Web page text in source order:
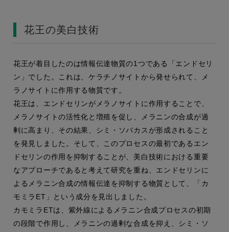
花王の美白技術
花王が着目したのは情報伝達物質の1つである「エンドセリ
ン」でした。これは、ケラチノサイトから発せられて、メ
ラノサイトに作用する物質です。
花王は、エンドセリンがメラノサイトに作用することで、
メラノサイトの活性化と増殖を促し、メラニンの合成が過
剰に高まり、その結果、シミ・ソバカスが形成されること
を発見しました。そして、このプロセスの最初であるエン
ドセリンの作用を抑制することが、美白技術における重要
なアプローチであると考えて研究を重ね、エンドセリンに
よるメラニン合成の情報伝達を抑制する物質として、「カ
モミラET」という成分を見出しました。
カモミラETは、紫外線によるメラニン合成プロセスの初期
の段階で作用し、メラニンの過剰な合成を抑え、シミ・ソ